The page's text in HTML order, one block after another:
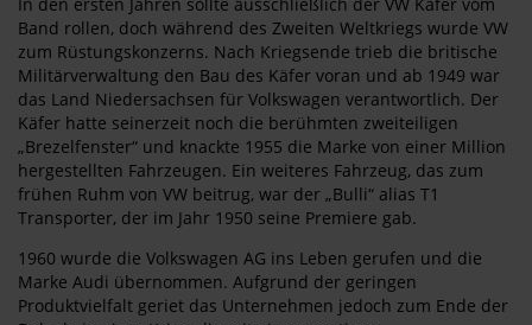
Band rollen, doch während des Zweiten Weltkriegs wurde VW
zum Rüstungskonzerns. Nach Kriegsende trieb die britische
Militärverwaltung den Bau des Käfer voran und ab 1949 war
das Land Niedersachsen für Volkswagen verantwortlich. Der
Käfer hatte seinerzeit noch die berühmten zweiteiligen
„Brezelfenster“ und knackte 1955 die Marke von einer Million
hergestellten Fahrzeugen. Ein weiteres Fahrzeug, das zum
frühen Ruhm von VW beitrug, war der „Bulli“ alias T1
Transporter, der im Jahr 1950 seine Premiere gab.
1960 wurde die Volkswagen AG ins Leben gerufen und die
Marke Audi übernommen. Aufgrund der geringen
Produktvielfalt geriet das Unternehmen jedoch zum Ende der